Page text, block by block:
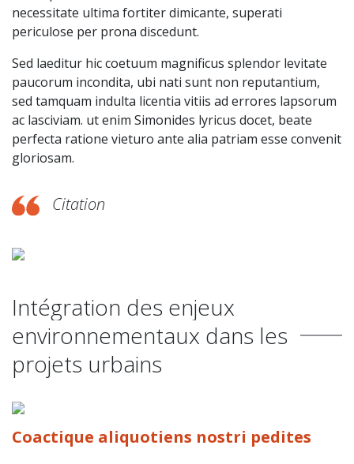
necessitate ultima fortiter dimicante, superati
periculose per prona discedunt.
Sed laeditur hic coetuum magnificus splendor levitate
paucorum incondita, ubi nati sunt non reputantium,
sed tamquam indulta licentia vitiis ad errores lapsorum
ac lasciviam. ut enim Simonides lyricus docet, beate
perfecta ratione vieturo ante alia patriam esse convenit
gloriosam.
Citation
Intégration des enjeux
environnementaux dans les
projets urbains
Coactique aliquotiens nostri pedites